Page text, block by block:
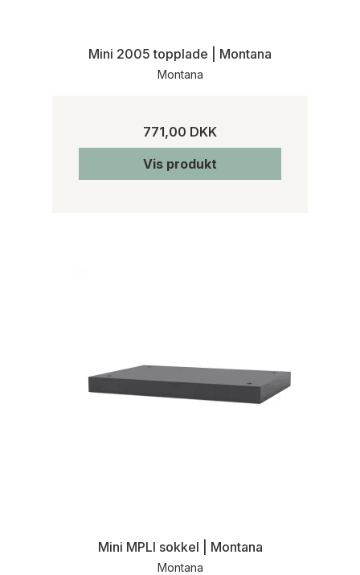
Mini 2005 topplade | Montana
Montana
771,00 DKK
Vis produkt
Mini MPLI sokkel | Montana
Montana